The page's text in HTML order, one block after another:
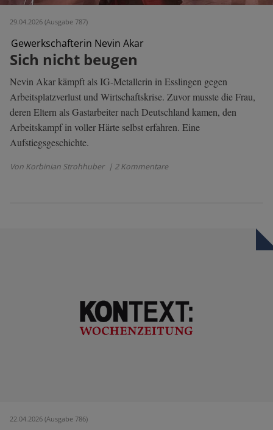
29.04.2026 (Ausgabe 787)
Gewerkschafterin Nevin Akar
Sich nicht beugen
Nevin Akar kämpft als IG-Metallerin in Esslingen gegen
Arbeitsplatzverlust und Wirtschaftskrise. Zuvor musste die Frau,
deren Eltern als Gastarbeiter nach Deutschland kamen, den
Arbeitskampf in voller Härte selbst erfahren. Eine
Aufstiegsgeschichte.
Von Korbinian Strohhuber | 2 Kommentare
22.04.2026 (Ausgabe 786)